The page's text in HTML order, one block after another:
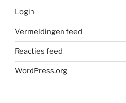
Login
Vermeldingen feed
Reacties feed
WordPress.org